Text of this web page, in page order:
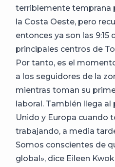
terriblemente temprana
la Costa Oeste, pero
entonces ya son las 9:15
principales centros de
Por tanto, es el
a los seguidores de la
mientras toman su
laboral. También llega
Unido y Europa cuando
trabajando, a media
Somos conscientes de
global», dice Eileen